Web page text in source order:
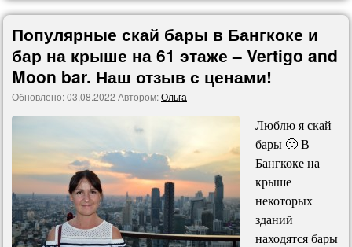
Популярные скай бары в Бангкоке и
бар на крыше на 61 этаже – Vertigo and
Moon bar. Наш отзыв с ценами!
Обновлено:03.08.2022 Автором:Ольга
Люблю я скай
бары 🙂 В
Бангкоке на
крыше
некоторых
зданий
находятся бары